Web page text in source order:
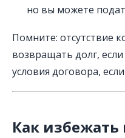
но вы можете
Помните: отсутствие
возвращать долг,
условия договора,
Как